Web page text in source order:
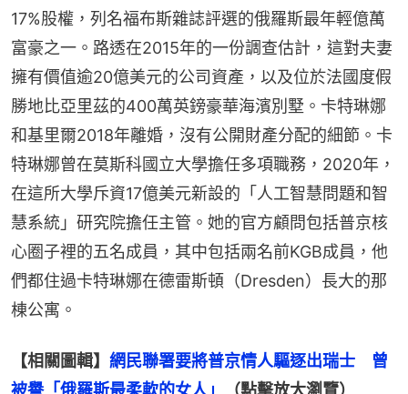
17%股權，列名福布斯雜誌評選的俄羅斯最年輕億萬
富豪之一。路透在2015年的一份調查估計，這對夫妻
擁有價值逾20億美元的公司資產，以及位於法國度假
勝地比亞里茲的400萬英鎊豪華海濱別墅。卡特琳娜
和基里爾2018年離婚，沒有公開財產分配的細節。卡
特琳娜曾在莫斯科國立大學擔任多項職務，2020年，
在這所大學斥資17億美元新設的「人工智慧問題和智
慧系統」研究院擔任主管。她的官方顧問包括普京核
心圈子裡的五名成員，其中包括兩名前KGB成員，他
們都住過卡特琳娜在德雷斯頓（Dresden）長大的那
棟公寓。
【相關圖輯】 網民聯署要將普京情人驅逐出瑞士　曾
被譽「俄羅斯最柔軟的女人」
（點擊放大瀏覽）